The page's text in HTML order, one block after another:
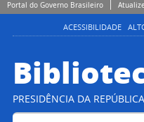
Portal do Governo Brasileiro
ACESSIBILIDADE
PRESIDÊNCIA DA REPÚBLICA
Buscar no portal